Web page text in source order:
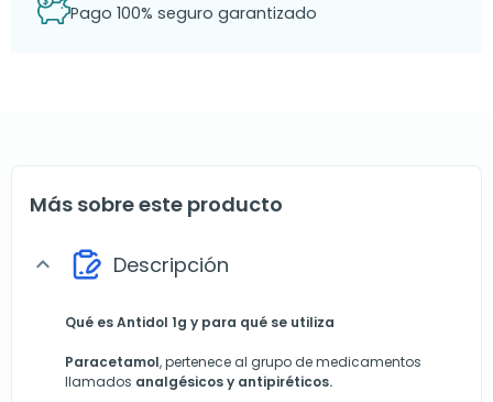
Pago 100% seguro garantizado
Más sobre este producto
expand_more Descripción
Qué es Antidol 1g y para qué se utiliza
Paracetamol, pertenece al grupo de medicamentos
llamados analgésicos y antipiréticos.